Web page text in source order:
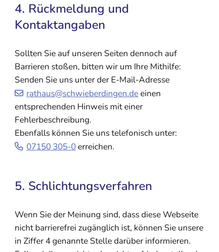
4. Rückmeldung und
Kontaktangaben
Sollten Sie auf unseren Seiten dennoch auf
Barrieren stoßen, bitten wir um Ihre Mithilfe:
Senden Sie uns unter der E-Mail-Adresse
rathaus@schwieberdingen.deeinen
entsprechenden Hinweis mit einer
Fehlerbeschreibung.
Ebenfalls können Sie uns telefonisch unter:
07150 305-0erreichen.
5. Schlichtungsverfahren
Wenn Sie der Meinung sind, dass diese Webseite
nicht barrierefrei zugänglich ist, können Sie unsere
in Ziffer 4 genannte Stelle darüber informieren.